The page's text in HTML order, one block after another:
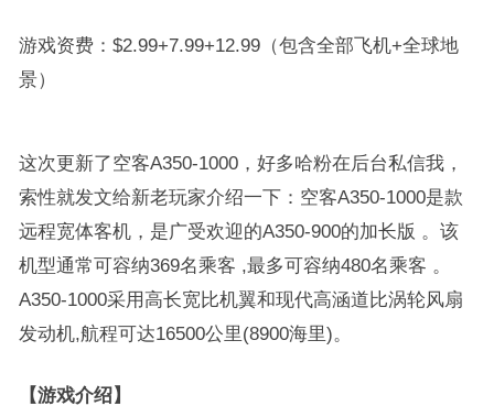
游戏资费：$2.99+7.99+12.99（包含全部飞机+全球地
景）
这次更新了空客A350-1000，好多哈粉在后台私信我，
索性就发文给新老玩家介绍一下：空客A350-1000是款
远程宽体客机，是广受欢迎的A350-900的加长版 。该
机型通常可容纳369名乘客 ,最多可容纳480名乘客 。
A350-1000采用高长宽比机翼和现代高涵道比涡轮风扇
发动机,航程可达16500公里(8900海里)。
【游戏介绍】